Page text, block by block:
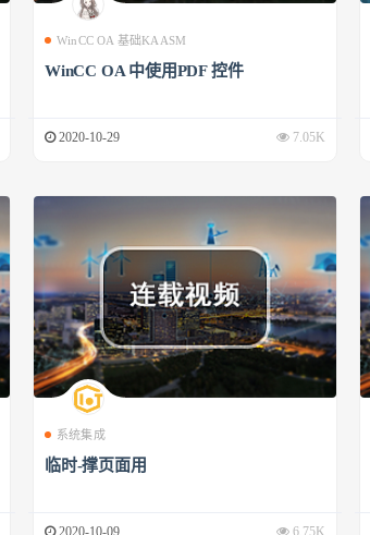
WinCC OA 基础KAASM
WinCC OA 中使用PDF 控件
2020-10-29 7.05K
系统集成
临时-撑页面用
2020-10-09 6.75K